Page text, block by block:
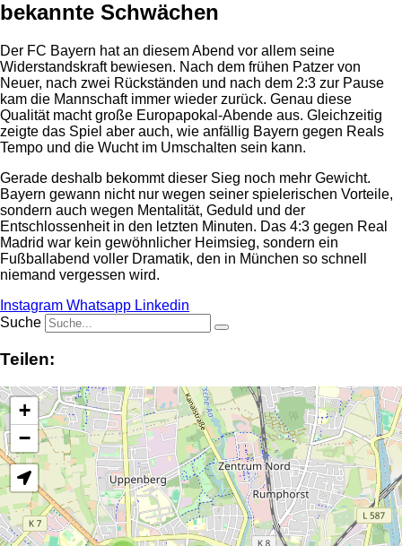
bekannte Schwächen
Der FC Bayern hat an diesem Abend vor allem seine
Widerstandskraft bewiesen. Nach dem frühen Patzer von
Neuer, nach zwei Rückständen und nach dem 2:3 zur Pause
kam die Mannschaft immer wieder zurück. Genau diese
Qualität macht große Europapokal-Abende aus. Gleichzeitig
zeigte das Spiel aber auch, wie anfällig Bayern gegen Reals
Tempo und die Wucht im Umschalten sein kann.
Gerade deshalb bekommt dieser Sieg noch mehr Gewicht.
Bayern gewann nicht nur wegen seiner spielerischen Vorteile,
sondern auch wegen Mentalität, Geduld und der
Entschlossenheit in den letzten Minuten. Das 4:3 gegen Real
Madrid war kein gewöhnlicher Heimsieg, sondern ein
Fußballabend voller Dramatik, den in München so schnell
niemand vergessen wird.
Instagram Whatsapp Linkedin
Suche
Teilen:
+
−